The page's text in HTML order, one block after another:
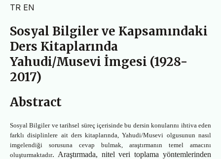
TR EN
Sosyal Bilgiler ve Kapsamındaki
Ders Kitaplarında
Yahudi/Musevi İmgesi (1928-
2017)
Abstract
Sosyal Bilgiler ve tarihsel süreç içerisinde bu dersin konularını ihtiva eden
farklı disiplinlere ait ders kitaplarında, Yahudi/Musevi olgusunun nasıl
imgelendiği sorusuna cevap bulmak, araştırmanın temel amacını
oluşturmaktadır. Araştırmada, nitel veri toplama yöntemlerinden